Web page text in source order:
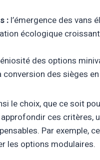
: l’émergence des vans
écologique
des options
des sièges
le choix, que ce soit
ces
Par exemple,
les options modulaires.